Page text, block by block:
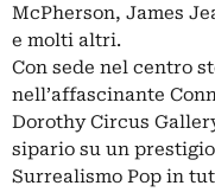
McPherson, James
e molti altri.
Con sede nel centro
nell’affascinante
Dorothy Circus
sipario su un
Surrealismo Pop in